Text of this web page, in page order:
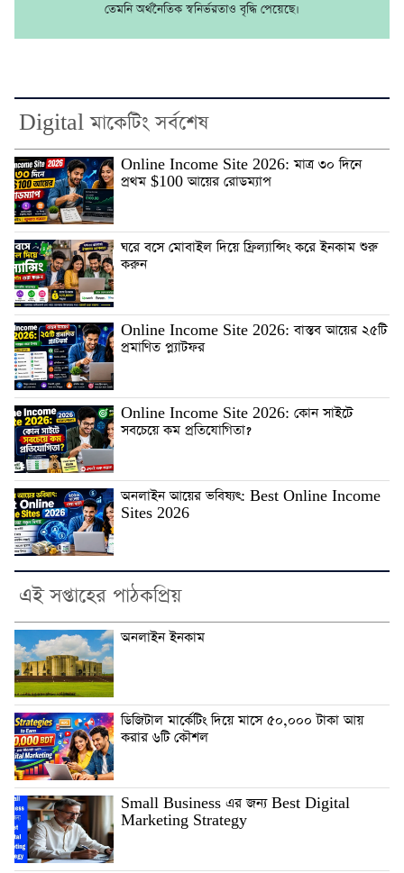
তেমনি অর্থনৈতিক স্বনির্ভরতাও বৃদ্ধি পেয়েছে।
Digital মাকেটিং সর্বশেষ
Online Income Site 2026: মাত্র ৩০ দিনে
প্রথম $100 আয়ের রোডম্যাপ
ঘরে বসে মোবাইল দিয়ে ফ্রিল্যান্সিং করে ইনকাম শুরু
করুন
Online Income Site 2026: বাস্তব আয়ের ২৫টি
প্রমাণিত প্ল্যাটফর
Online Income Site 2026: কোন সাইটে
সবচেয়ে কম প্রতিযোগিতা?
অনলাইন আয়ের ভবিষ্যৎ: Best Online Income
Sites 2026
এই সপ্তাহের পাঠকপ্রিয়
অনলাইন ইনকাম
ডিজিটাল মার্কেটিং দিয়ে মাসে ৫০,০০০ টাকা আয়
করার ৬টি কৌশল
Small Business এর জন্য Best Digital
Marketing Strategy